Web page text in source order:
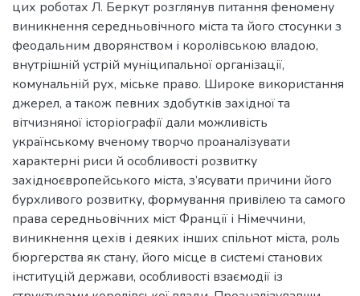
цих роботах Л. Беркут розглянув питання феномену
виникнення середньовічного міста та його стосунки з
феодальним дворянством і королівською владою,
внутрішній устрій муніципальної організації,
комунальній рух, міське право. Широке використання
джерел, а також певних здобутків західної та
вітчизняної історіографії дали можливість
українському вченому творчо проаналізувати
характерні риси й особливості розвитку
західноєвропейського міста, з’ясувати причини його
бурхливого розвитку, формування привілею та самого
права середньовічних міст Франції і Німеччини,
виникнення цехів і деяких інших спільнот міста, роль
бюргерства як стану, його місце в системі станових
інституцій держави, особливості взаємодії із